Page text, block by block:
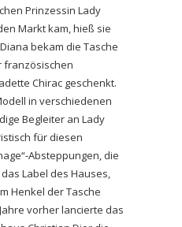
Prinzessin Lady
Markt kam, hieß sie
bekam die Tasche
französischen
Chirac geschenkt.
in verschiedenen
Begleiter an Lady
für diesen
Absteppungen, die
Label des Hauses,
Henkel der Tasche
vorher lancierte das